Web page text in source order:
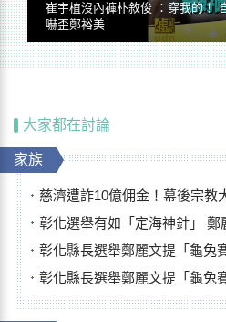
崔宇植沒內褲朴敘俊 ：穿我的！
嚇歪鄭裕美
大家都在討論
家族
慈濟遭詐10億佣金！幕後宗教大師媳婦獲
彰化選舉有如「定海神針」 鄭麗
彰化縣長選舉鄭麗文提「龜兔賽跑」
彰化縣長選舉鄭麗文提「龜兔賽跑」